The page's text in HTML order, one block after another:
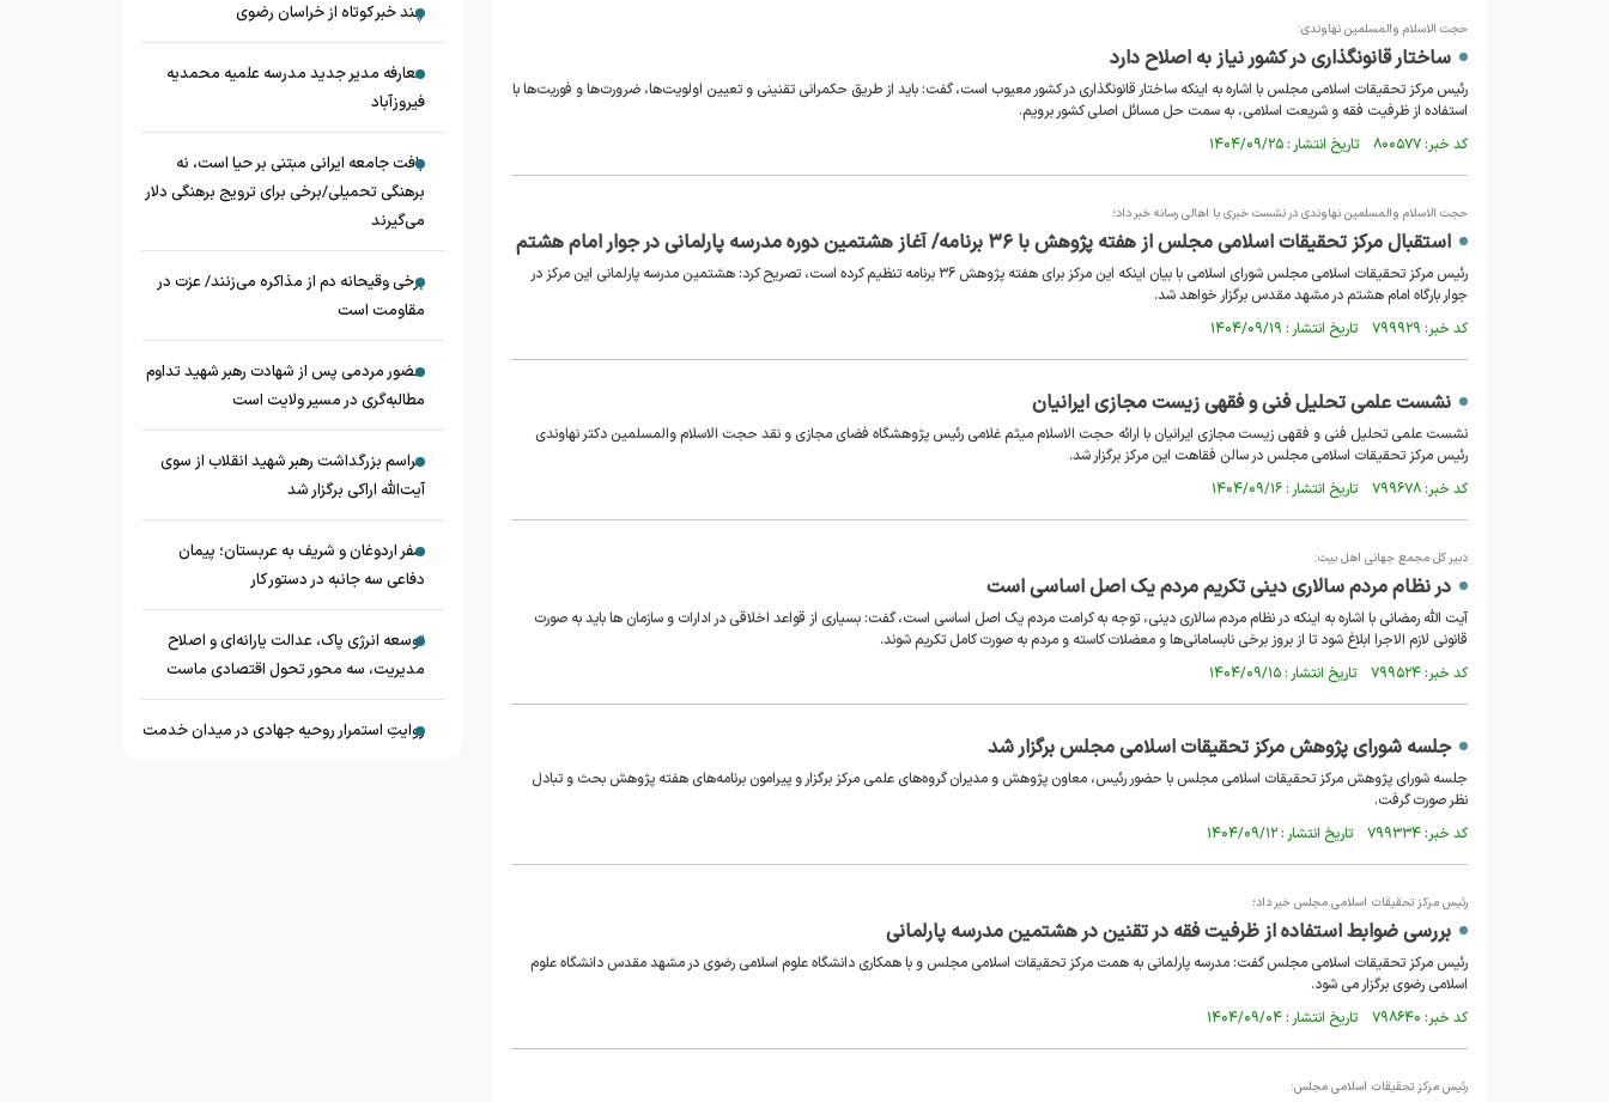
حجت الاسلام والمسلمین نهاوندی:
ساختار قانونگذاری در کشور نیاز به اصلاح دارد
رئیس مرکز تحقیقات اسلامی مجلس با اشاره به اینکه ساختار قانونگذاری در کشور معیوب است، گفت: باید از طریق حکمرانی تقنینی و تعیین اولویت‌ها، ضرورت‌ها و فوریت‌ها با
استفاده از ظرفیت فقه و شریعت اسلامی، به سمت حل مسائل اصلی کشور برویم.
کد خبر: ۸۰۰۵۷۷ تاریخ انتشار : ۱۴۰۴/۰۹/۲۵
حجت الاسلام والمسلمین نهاوندی در نشست خبری با اهالی رسانه خبر داد؛
استقبال مرکز تحقیقات اسلامی مجلس از هفته پژوهش با ۳۶ برنامه/ آغاز هشتمین دوره مدرسه پارلمانی در جوار امام هشتم
رئیس مرکز تحقیقات اسلامی مجلس شورای اسلامی با بیان اینکه این مرکز برای هفته پژوهش ۳۶ برنامه تنظیم کرده است، تصریح کرد: هشتمین مدرسه پارلمانی این مرکز در
جوار بارگاه امام هشتم در مشهد مقدس برگزار خواهد شد.
کد خبر: ۷۹۹۹۲۹ تاریخ انتشار : ۱۴۰۴/۰۹/۱۹
نشست علمی تحلیل فنی و فقهی زیست مجازی ایرانیان
نشست علمی تحلیل فنی و فقهی زیست مجازی ایرانیان با ارائه حجت الاسلام میثم غلامی رئیس پژوهشگاه فضای مجازی و نقد حجت الاسلام والمسلمین دکتر نهاوندی
رئیس مرکز تحقیقات اسلامی مجلس در سالن فقاهت این مرکز برگزار شد.
کد خبر: ۷۹۹۶۷۸ تاریخ انتشار : ۱۴۰۴/۰۹/۱۶
دبیر کل مجمع جهانی اهل بیت:
در نظام مردم سالاری دینی تکریم مردم یک اصل اساسی است
آیت الله رمضانی با اشاره به اینکه در نظام مردم سالاری دینی، توجه به کرامت مردم یک اصل اساسی است، گفت: بسیاری از قواعد اخلاقی در ادارات و سازمان ها باید به صورت
قانونی لازم الاجرا ابلاغ شود تا از بروز برخی نابسامانی‌ها و معضلات کاسته و مردم به صورت کامل تکریم شوند.
کد خبر: ۷۹۹۵۲۴ تاریخ انتشار : ۱۴۰۴/۰۹/۱۵
جلسه شورای پژوهش مرکز تحقیقات اسلامی مجلس برگزار شد
جلسه شورای پژوهش مرکز تحقیقات اسلامی مجلس با حضور رئیس، معاون پژوهش و مدیران گروه‌های علمی مرکز برگزار و پیرامون برنامه‌های هفته پژوهش بحث و تبادل
نظر صورت گرفت.
کد خبر: ۷۹۹۳۳۴ تاریخ انتشار : ۱۴۰۴/۰۹/۱۲
رئیس مرکز تحقیقات اسلامی مجلس خبر داد؛
بررسی ضوابط استفاده از ظرفیت فقه در تقنین در هشتمین مدرسه پارلمانی
رئیس مرکز تحقیقات اسلامی مجلس گفت: مدرسه پارلمانی به همت مرکز تحقیقات اسلامی مجلس و با همکاری دانشگاه علوم اسلامی رضوی در مشهد مقدس دانشگاه علوم
اسلامی رضوی برگزار می شود.
کد خبر: ۷۹۸۶۴۰ تاریخ انتشار : ۱۴۰۴/۰۹/۰۴
رئیس مرکز تحقیقات اسلامی مجلس:
چند خبر کوتاه از خراسان رضوی
معارفه مدیر جدید مدرسه علمیه محمدیه
فیروزآباد
بافت جامعه ایرانی مبتنی بر حیا است، نه
برهنگی تحمیلی/برخی برای ترویج برهنگی دلار
می‌گیرند
برخی وقیحانه دم از مذاکره می‌زنند/ عزت در
مقاومت است
حضور مردمی پس از شهادت رهبر شهید تداوم
مطالبه‌گری در مسیر ولایت است
مراسم بزرگداشت رهبر شهید انقلاب از سوی
آیت‌الله اراکی برگزار شد
سفر اردوغان و شریف به عربستان؛ پیمان
دفاعی سه جانبه در دستور کار
توسعه انرژی پاک، عدالت یارانه‌ای و اصلاح
مدیریت، سه محور تحول اقتصادی ماست
روایتِ استمرار روحیه جهادی در میدان خدمت